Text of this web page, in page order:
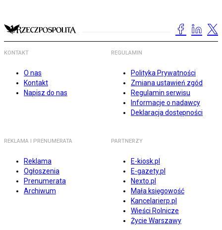
KONTAKT
O nas
Kontakt
Napisz do nas
REGULAMIN
Polityka Prywatności
Zmiana ustawień zgód
Regulamin serwisu
Informacje o nadawcy
Deklaracja dostępności
REKLAMA I PRENUMERATA
Reklama
Ogłoszenia
Prenumerata
Archiwum
PARTNERZY
E-kiosk.pl
E-gazety.pl
Nexto.pl
Mała księgowość
Kancelarierp.pl
Wieści Rolnicze
Życie Warszawy